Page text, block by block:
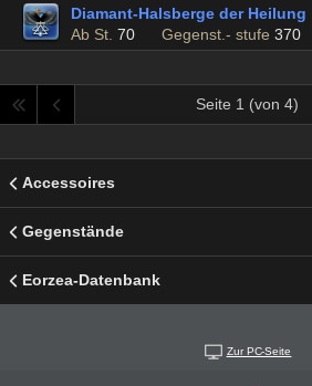
Diamant-Halsberge der Heilung
Ab St. 70 Gegenst.- stufe 370
Seite 1 (von 4)
Accessoires
Gegenstände
Eorzea-Datenbank
Zur PC-Seite